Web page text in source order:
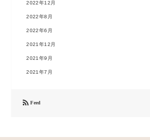
2022年12月
2022年8月
2022年6月
2021年12月
2021年9月
2021年7月
Feed